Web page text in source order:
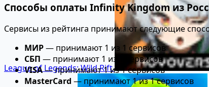
League of Legends: Wild Rift
Способы оплаты Infinity Kingdom из
Сервисы из рейтинга принимают следующие
МИР— принимают 1 из 1 сервисов
СБП — принимают 1 из 1 сервисов
VISA— принимают 1 из 1 сервисов
MasterCard — принимают 1 из 1 сервисов